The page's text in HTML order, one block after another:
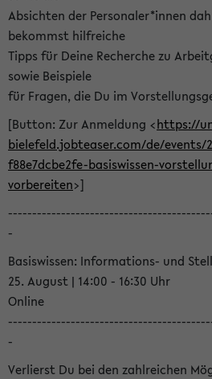
Absichten der Personaler*innen
bekommst hilfreiche
Tipps für Deine Recherche zu
sowie Beispiele
für Fragen, die Du im
[Button: Zur Anmeldung <https://
bielefeld.jobteaser.com/de/events/
f88e7dcbe2fe-basiswissen-
vorbereiten>]
-
Basiswissen: Informations- und
25. August | 14:00 - 16:30 Uhr
Online
-
Verlierst Du bei den zahlreichen